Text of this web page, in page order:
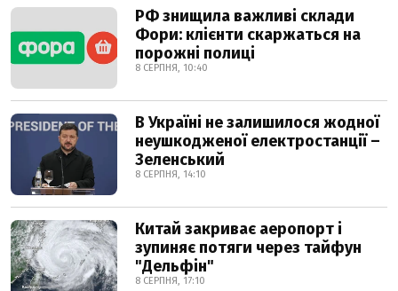
РФ знищила важливі склади
Фори: клієнти скаржаться на
порожні полиці
8 СЕРПНЯ, 10:40
В Україні не залишилося жодної
неушкодженої електростанції –
Зеленський
8 СЕРПНЯ, 14:10
Китай закриває аеропорт і
зупиняє потяги через тайфун
"Дельфін"
8 СЕРПНЯ, 17:10